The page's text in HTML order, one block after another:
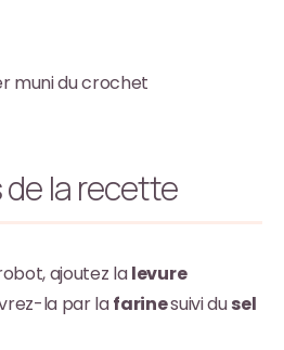
muni du crochet
la recette
ajoutez lalevure
la par lafarinesuivi dusel